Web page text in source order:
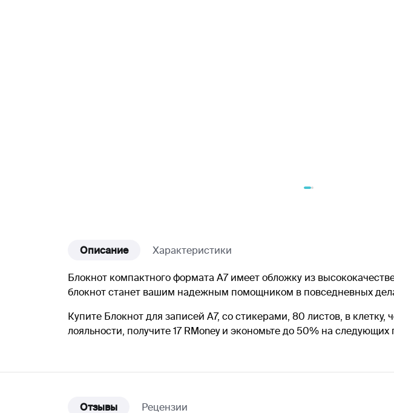
Описание Характеристики
Блокнот компактного формата А7 имеет обложку из
блокнот станет вашим надежным помощником в повседневных
Купите Блокнот для записей А7, со стикерами, 80 листов, в
лояльности, получите 17 RMoney и экономьте до 50% на следующих
Отзывы Рецензии